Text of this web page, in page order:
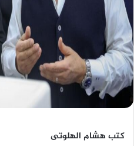
كتب هشام الهلوتى